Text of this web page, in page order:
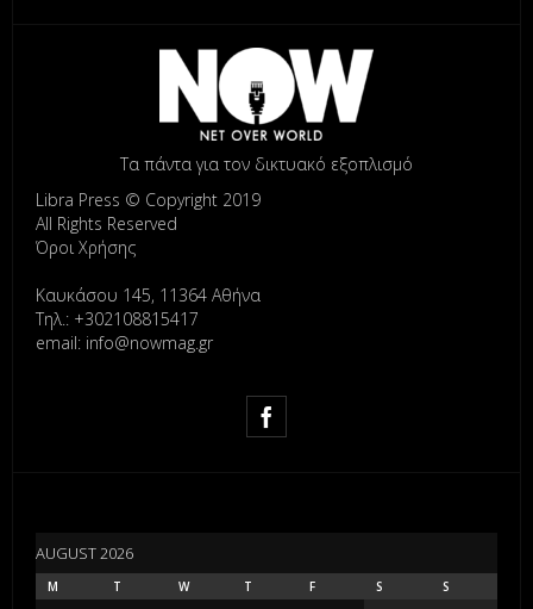
Τα πάντα για τον δικτυακό εξοπλισμό
Libra Press © Copyright 2019
All Rights Reserved
Όροι Χρήσης
Καυκάσου 145, 11364 Αθήνα
Τηλ.: +302108815417
email: info@nowmag.gr
AUGUST 2026
M T W T F S S